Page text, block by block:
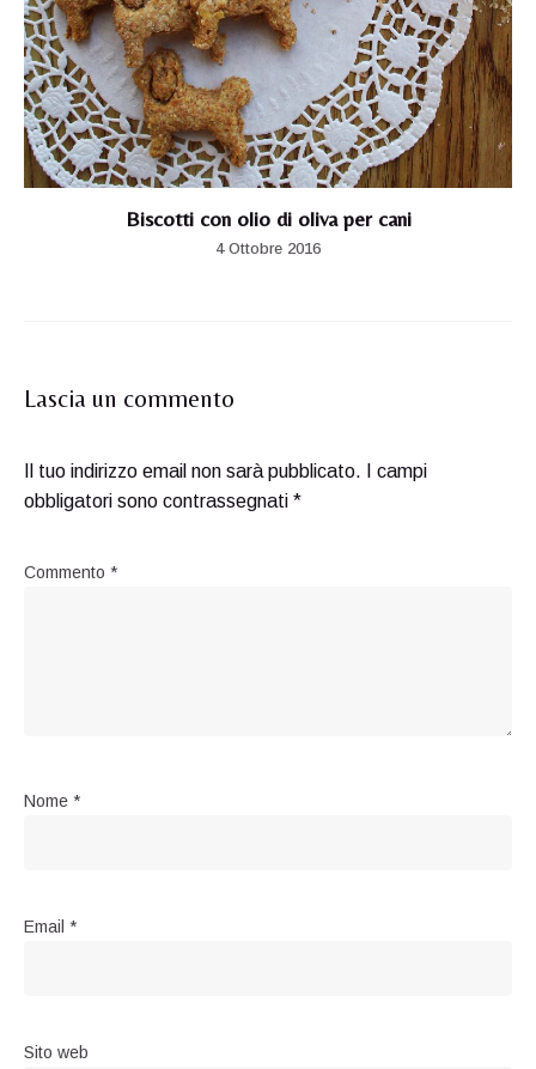
Biscotti con olio di oliva per cani
4 Ottobre 2016
Lascia un commento
Il tuo indirizzo email non sarà pubblicato.
I campi
obbligatori sono contrassegnati *
Commento *
Nome *
Email *
Sito web